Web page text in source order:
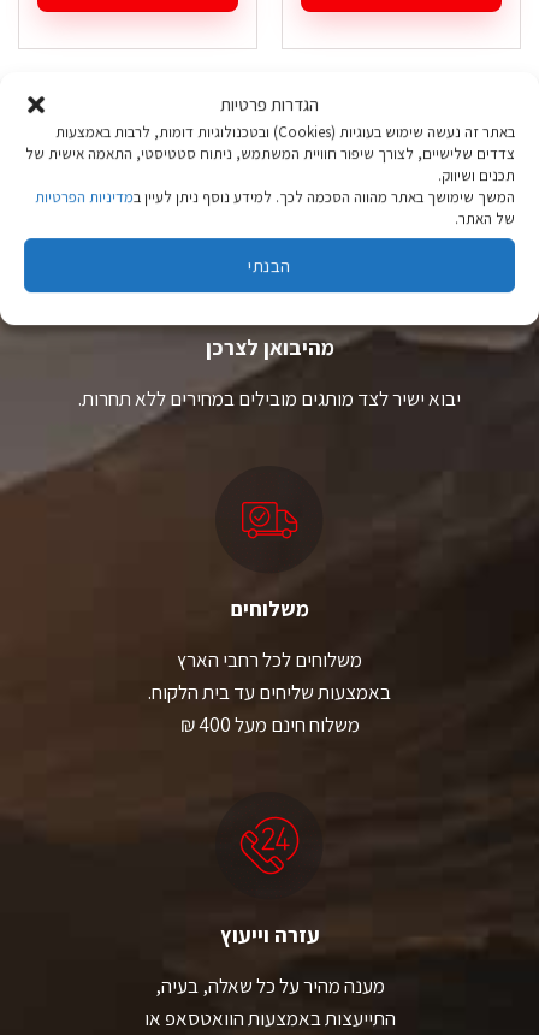
הגדרות פרטיות
באתר זה נעשה שימוש בעוגיות (Cookies) ובטכנולוגיות דומות, לרבות באמצעות
צדדים שלישיים, לצורך שיפור חוויית המשתמש, ניתוח סטטיסטי, התאמה אישית של
תכנים ושיווק.
המשך שימושך באתר מהווה הסכמה לכך. למידע נוסף ניתן לעיין במדיניות הפרטיות
של האתר.
הבנתי
למוצר
זה
ניתן
לבחור
את
האפשרויות
בעמוד
₪ 159.00.
₪ 99.90.
למוצר
זה
סוגים.
ניתן
לבחור
האפשרויות
מהיבואן לצרכן
יבוא ישיר לצד מותגים מובילים במחירים ללא תחרות.
משלוחים
משלוחים לכל רחבי הארץ
באמצעות שליחים עד בית הלקוח.
משלוח חינם מעל 400 ₪
עזרה וייעוץ
מענה מהיר על כל שאלה, בעיה,
התייעצות באמצעות הוואטסאפ או